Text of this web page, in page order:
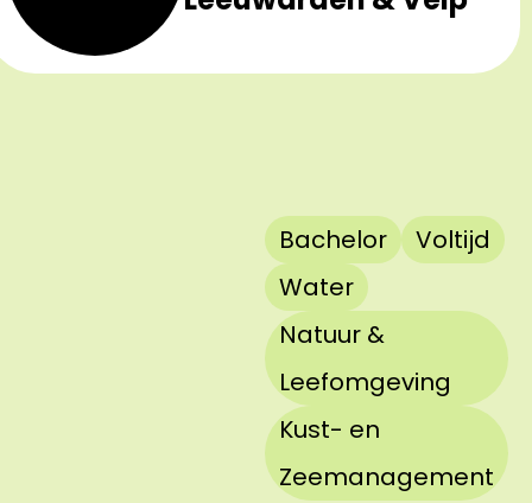
Bachelor
Voltijd
Water
Natuur &
Leefomgeving
Kust- en
Zeemanagement